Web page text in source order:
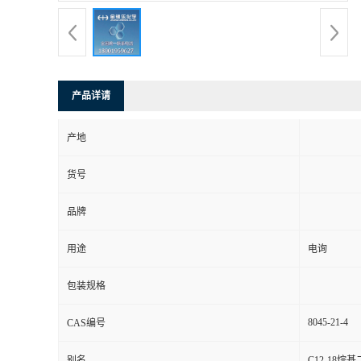
产品详请
产地
货号
品牌
用途 电询
包装规格
CAS编号 8045-21-4